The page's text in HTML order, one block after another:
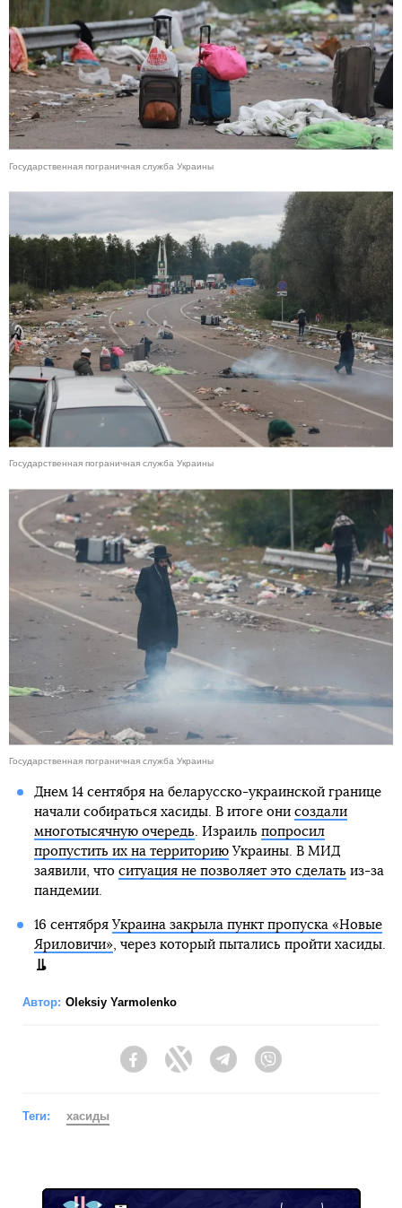
WhatsApp, отключить онлайн-индикатор по собственной
инициативе невозможно.
WhatsApp подала в судна израильскую компанию
NSO, обвинив ее в рассылке шпионского
программного обеспечения журналистам и
дипломатам. Ранее эта компания, которую
подозревают в причастности к убийству журналиста
Исследователи кибербезопасности установили
расценки навзлом банковских карт и аккаунтов в
соцсетях. Дороже всего стоит взлом аккаунта почты
Gmail — $155. Взлом учетной записи Twitter и
Instagram стоит $49—55, а Facebook — $74.
Государственная пограничная служба Украины
Государственная пограничная служба Украины
Государственная пограничная служба Украины
Днем 14 сентября на беларусско-украинской границе
начали собираться хасиды. В итоге они создали
многотысячную очередь. Израиль попросил
пропустить их на территориюУкраины. В МИД
заявили, что ситуация не позволяет это сделать из-за
пандемии.
16 сентября Украина закрыла пункт пропуска «Новые
Яриловичи», через который пытались пройти хасиды.
Автор: Oleksiy Yarmolenko
FacebookTwitter Telegram
Теги: хасиды